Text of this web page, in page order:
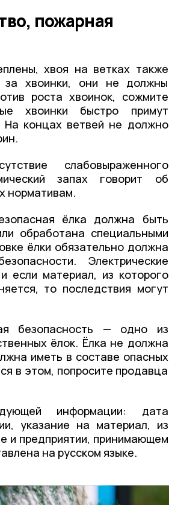
пожарная
хвоя на ветках также
за хвоинки, они не должны
роста хвоинок, сожмите
хвоинки быстро примут
На концах ветвей не должно
слабовыраженного
запах говорит об
нормативам.
ёлка должна быть
обработана специальными
ёлки обязательно должна
Электрические
если материал, из которого
то последствия могут
безопасность — одно из
ёлок. Ёлка не должна
иметь в составе опасных
в этом, попросите продавца
информации: дата
указание на материал, из
и предприятии, принимающем
на русском языке.